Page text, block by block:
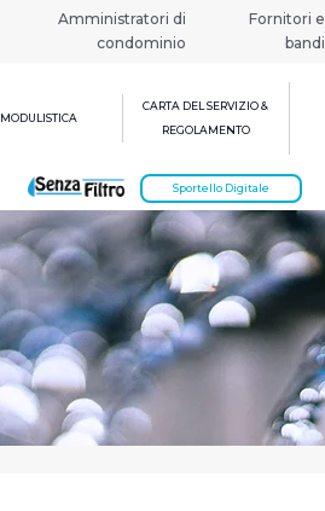
Amministratori di
condominio
Fornitori e
bandi
MODULISTICA
CARTA DEL SERVIZIO &
REGOLAMENTO
Sportello Digitale